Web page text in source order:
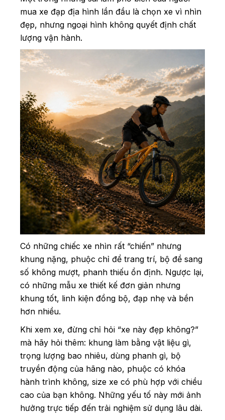
mua xe đạp địa hình lần đầu là chọn xe vì nhìn
đẹp, nhưng ngoại hình không quyết định chất
lượng vận hành.
Có những chiếc xe nhìn rất “chiến” nhưng
khung nặng, phuộc chỉ để trang trí, bộ đề sang
số không mượt, phanh thiếu ổn định. Ngược lại,
có những mẫu xe thiết kế đơn giản nhưng
khung tốt, linh kiện đồng bộ, đạp nhẹ và bền
hơn nhiều.
Khi xem xe, đừng chỉ hỏi “xe này đẹp không?”
mà hãy hỏi thêm: khung làm bằng vật liệu gì,
trọng lượng bao nhiêu, dùng phanh gì, bộ
truyền động của hãng nào, phuộc có khóa
hành trình không, size xe có phù hợp với chiều
cao của bạn không. Những yếu tố này mới ảnh
hưởng trực tiếp đến trải nghiệm sử dụng lâu dài.